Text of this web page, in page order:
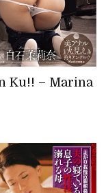
Ku!! – Marina